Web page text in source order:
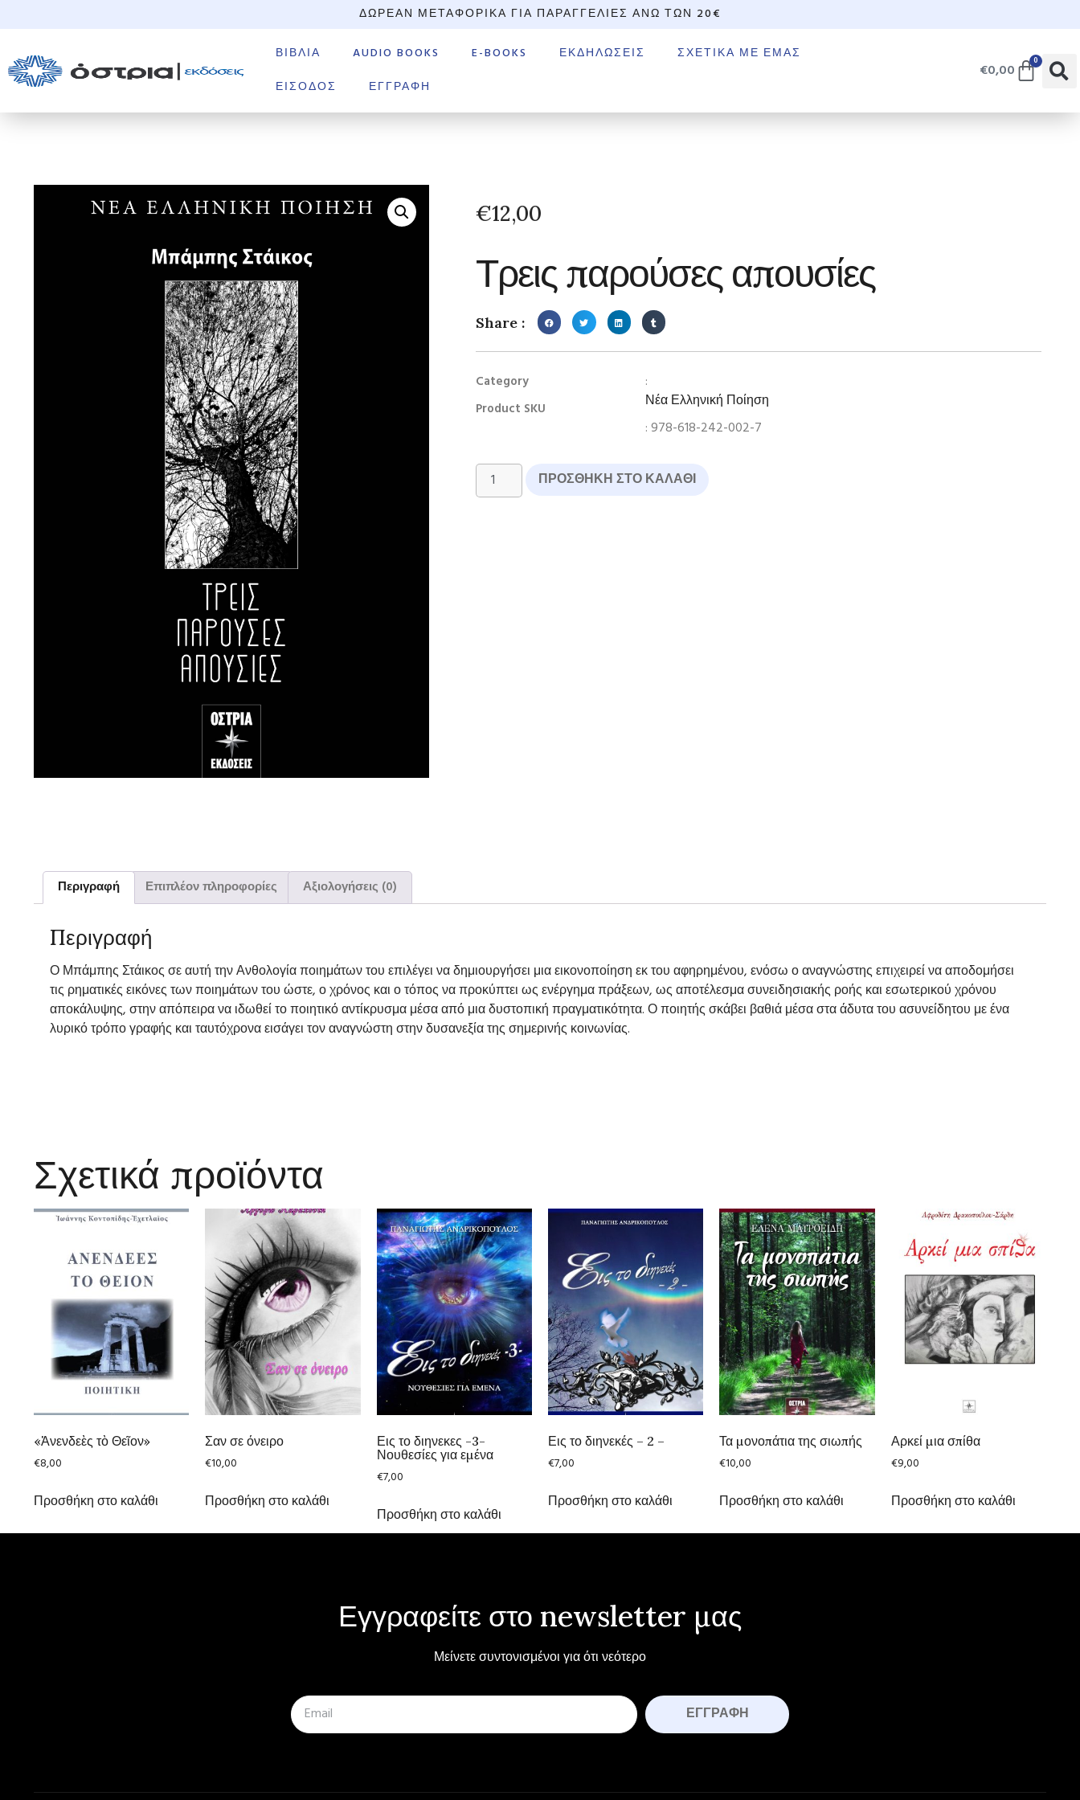
ΔΩΡΕΆΝ ΜΕΤΑΦΟΡΙΚΆ ΓΙΑ ΠΑΡΑΓΓΕΛΊΕΣ ΆΝΩ ΤΩΝ 20€
ΒΙΒΛΊΑ AUDIO BOOKS E-BOOKS ΕΚΔΗΛΏΣΕΙΣ
ΣΧΕΤΙΚΆ ΜΕ ΕΜΆΣ
ΕΊΣΟΔΟΣ
ΕΓΓΡΑΦΉ
€0,00 0
€12,00
Τρεις παρούσες απουσίες
Share :
Category
Product SKU
:
Νέα Ελληνική Ποίηση
: 978-618-242-002-7
ΠΡΟΣΘΉΚΗ ΣΤΟ ΚΑΛΆΘΙ
Περιγραφή Επιπλέον πληροφορίες Αξιολογήσεις (0)
Περιγραφή
Ο Μπάμπης Στάικος σε αυτή την Ανθολογία ποιημάτων του επιλέγει να δημιουργήσει μια εικονοποίηση εκ του αφηρημένου, ενόσω ο αναγνώστης επιχειρεί να αποδομήσει
τις ρηματικές εικόνες των ποιημάτων του ώστε, ο χρόνος και ο τόπος να προκύπτει ως ενέργημα πράξεων, ως αποτέλεσμα συνειδησιακής ροής και εσωτερικού χρόνου
αποκάλυψης, στην απόπειρα να ιδωθεί το ποιητικό αντίκρυσμα μέσα από μια δυστοπική πραγματικότητα. Ο ποιητής σκάβει βαθιά μέσα στα άδυτα του ασυνείδητου με ένα
λυρικό τρόπο γραφής και ταυτόχρονα εισάγει τον αναγνώστη στην δυσανεξία της σημερινής κοινωνίας.
Σχετικά προϊόντα
«Ἀνενδεὲς τὸ Θεῖον»
€8,00
Προσθήκη στο καλάθι
Σαν σε όνειρο
€10,00
Προσθήκη στο καλάθι
Εις το διηνεκες -3-
Νουθεσίες για εμένα
€7,00
Προσθήκη στο καλάθι
Εις το διηνεκές – 2 –
€7,00
Προσθήκη στο καλάθι
Τα μονοπάτια της σιωπής
€10,00
Προσθήκη στο καλάθι
Αρκεί μια σπίθα
€9,00
Προσθήκη στο καλάθι
Εγγραφείτε στο newsletter μας
Μείνετε συντονισμένοι για ότι νεότερο
ΕΓΓΡΑΦΉ